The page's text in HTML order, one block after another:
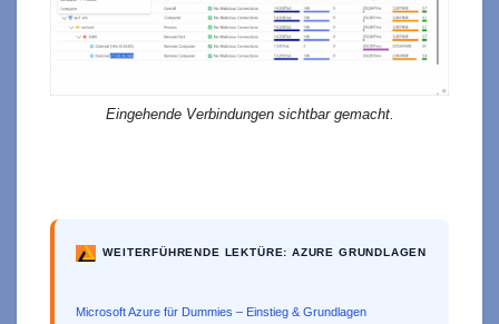
Eingehende Verbindungen sichtbar gemacht.
WEITERFÜHRENDE LEKTÜRE: AZURE GRUNDLAGEN
Microsoft Azure für Dummies – Einstieg & Grundlagen